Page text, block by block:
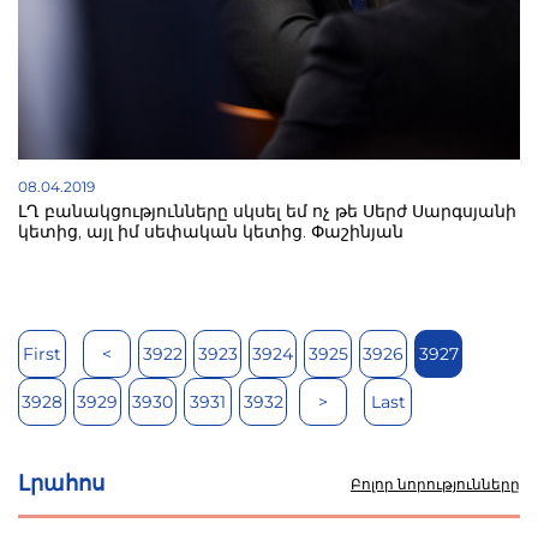
08.04.2019
ԼՂ բանակցությունները սկսել եմ ոչ թե Սերժ Սարգսյանի
կետից, այլ իմ սեփական կետից. Փաշինյան
First < 3922 3923 3924 3925 3926 3927
3928 3929 3930 3931 3932 > Last
Լրահոս Բոլոր նորությունները